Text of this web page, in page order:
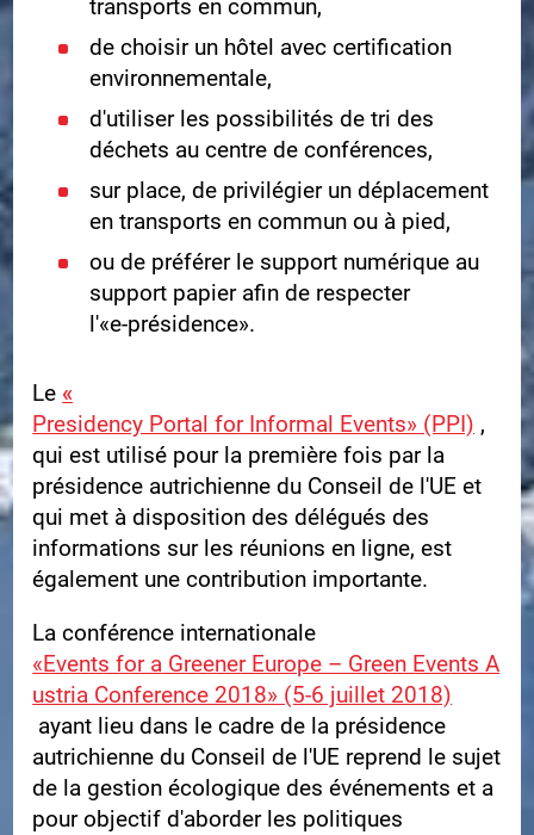
transports en commun,
de choisir un hôtel avec certification
environnementale,
d'utiliser les possibilités de tri des
déchets au centre de conférences,
sur place, de privilégier un déplacement
en transports en commun ou à pied,
ou de préférer le support numérique au
support papier afin de respecter
l'«e‑présidence».
Le «
Presidency Portal for Informal Events» (PPI) ,
qui est utilisé pour la première fois par la
présidence autrichienne du Conseil de l'UE et
qui met à disposition des délégués des
informations sur les réunions en ligne, est
également une contribution importante.
La conférence internationale
«Events for a Greener Europe – Green Events A
ustria Conference 2018» (5-6 juillet 2018)
ayant lieu dans le cadre de la présidence
autrichienne du Conseil de l'UE reprend le sujet
de la gestion écologique des événements et a
pour objectif d'aborder les politiques